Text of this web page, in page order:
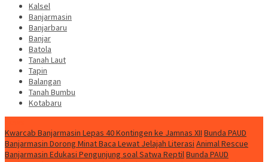
Kalsel
Banjarmasin
Banjarbaru
Banjar
Batola
Tanah Laut
Tapin
Balangan
Tanah Bumbu
Kotabaru
Kwarcab Banjarmasin Lepas 40 Kontingen ke Jamnas XII Bunda PAUD
Banjarmasin Dorong Minat Baca Lewat Jelajah Literasi Animal Rescue
Banjarmasin Edukasi Pengunjung soal Satwa ReptilBunda PAUD